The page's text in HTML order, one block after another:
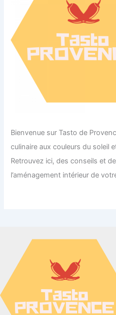
Bienvenue sur Tasto de
culinaire aux couleurs du soleil
Retrouvez ici, des conseils et
l’aménagement intérieur de